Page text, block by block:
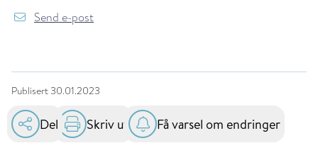
Send e-post
Publisert 30.01.2023
Del Skriv ut Få varsel om endringer